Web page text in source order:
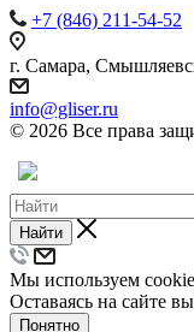
+7 (846) 211-54-52
г. Самара,
info@gliser.ru
© 2026 Все права
Найти
Мы используем
Оставаясь на сайте
Понятно